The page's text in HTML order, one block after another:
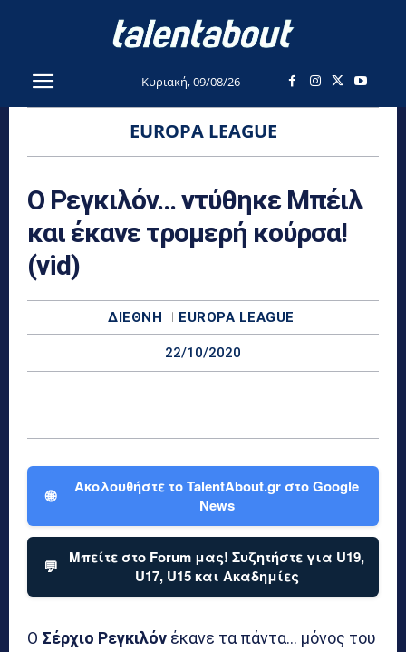
Κυριακή, 09/08/26
EUROPA LEAGUE
Ο Ρεγκιλόν… ντύθηκε Μπέιλ
και έκανε τρομερή κούρσα!
(vid)
ΔΙΕΘΝΉ EUROPA LEAGUE
22/10/2020
🌐
Ακολουθήστε το TalentAbout.gr στο Google
News
💬
Μπείτε στο Forum μας! Συζητήστε για U19,
U17, U15 και Ακαδημίες
Ο Σέρχιο Ρεγκιλόν έκανε τα πάντα… μόνος του